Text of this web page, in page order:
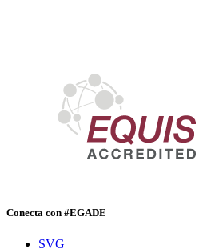
Conecta con #EGADE
SVG